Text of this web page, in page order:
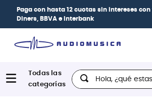
Paga con hasta 12 cuotas sin intereses con
Diners, BBVA e Interbank
Hola, ¿qué estas